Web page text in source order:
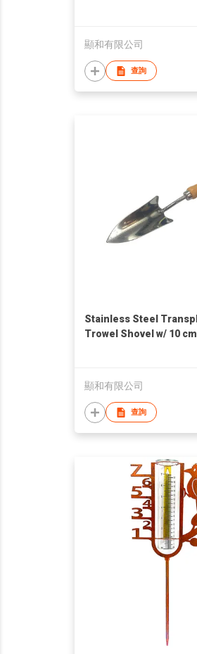
顯和有限公司
查詢
Stainless Steel
Trowel Shovel w/ 10
顯和有限公司
查詢